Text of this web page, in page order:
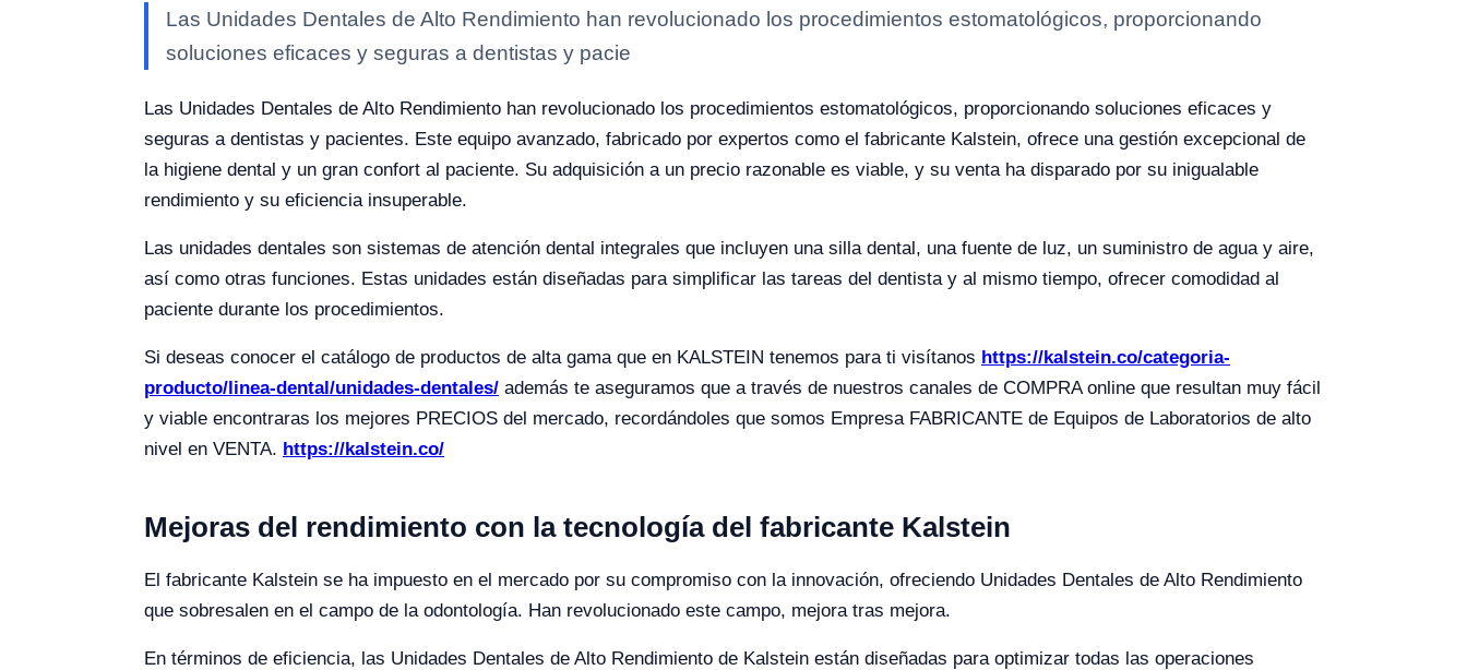
Las Unidades Dentales de Alto Rendimiento han revolucionado los procedimientos estomatológicos, proporcionando
soluciones eficaces y seguras a dentistas y pacie
Las Unidades Dentales de Alto Rendimiento han revolucionado los procedimientos estomatológicos, proporcionando soluciones eficaces y
seguras a dentistas y pacientes. Este equipo avanzado, fabricado por expertos como el fabricante Kalstein, ofrece una gestión excepcional de
la higiene dental y un gran confort al paciente. Su adquisición a un precio razonable es viable, y su venta ha disparado por su inigualable
rendimiento y su eficiencia insuperable.
Las unidades dentales son sistemas de atención dental integrales que incluyen una silla dental, una fuente de luz, un suministro de agua y aire,
así como otras funciones. Estas unidades están diseñadas para simplificar las tareas del dentista y al mismo tiempo, ofrecer comodidad al
paciente durante los procedimientos.
Si deseas conocer el catálogo de productos de alta gama que en KALSTEIN tenemos para ti visítanos https://kalstein.co/categoria-
producto/linea-dental/unidades-dentales/ además te aseguramos que a través de nuestros canales de COMPRA online que resultan muy fácil
y viable encontraras los mejores PRECIOS del mercado, recordándoles que somos Empresa FABRICANTE de Equipos de Laboratorios de alto
nivel en VENTA. https://kalstein.co/
Mejoras del rendimiento con la tecnología del fabricante Kalstein
El fabricante Kalstein se ha impuesto en el mercado por su compromiso con la innovación, ofreciendo Unidades Dentales de Alto Rendimiento
que sobresalen en el campo de la odontología. Han revolucionado este campo, mejora tras mejora.
En términos de eficiencia, las Unidades Dentales de Alto Rendimiento de Kalstein están diseñadas para optimizar todas las operaciones